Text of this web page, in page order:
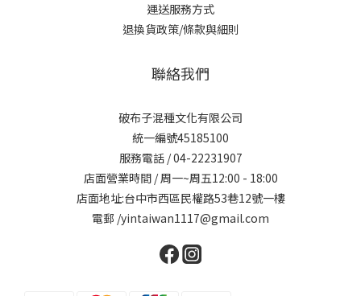
運送服務方式
退換貨政策/條款與細則
聯絡我們
破布子混種文化有限公司
統一編號45185100
服務電話 / 04-22231907
店面營業時間 / 周一~周五12:00 - 18:00
店面地址:台中市西區民權路53巷12號一樓
電郵 /yintaiwan1117@gmail.com